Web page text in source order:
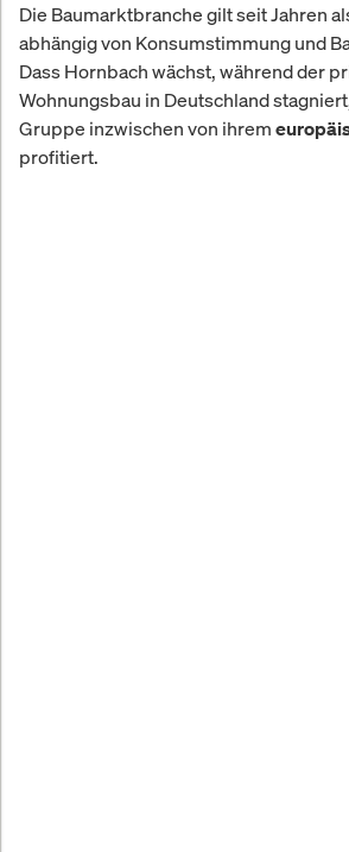
Die Baumarktbranche gilt seit Jahren
abhängig von Konsumstimmung und
Dass Hornbach wächst, während der
Wohnungsbau in Deutschland
Gruppe inzwischen von ihrem
profitiert.